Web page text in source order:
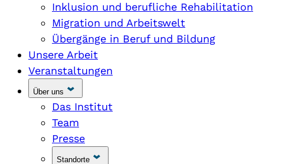
Inklusion und berufliche Rehabilitation
Migration und Arbeitswelt
Übergänge in Beruf und Bildung
Unsere Arbeit
Veranstaltungen
Über uns
Das Institut
Team
Presse
Standorte